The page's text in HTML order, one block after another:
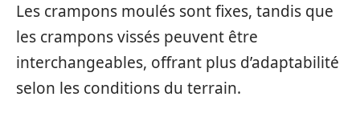
Les crampons moulés sont fixes, tandis que
les crampons vissés peuvent être
interchangeables, offrant plus d’adaptabilité
selon les conditions du terrain.